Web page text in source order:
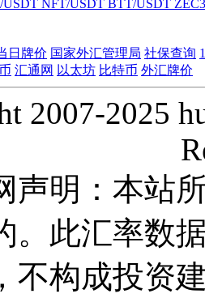
USDT NFT/USDT BTT/USDT
日牌价 国家外汇管理局 社保查询
汇通网 以太坊 比特币 外汇牌价
2007-2025
声明：本站
。此汇率数
不构成投资